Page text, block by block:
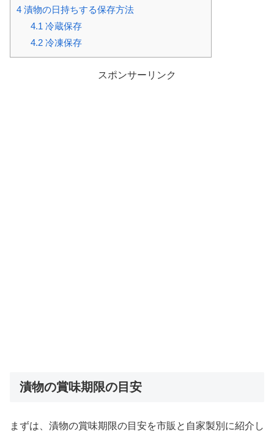
4 漬物の日持ちする保存方法
4.1冷蔵保存
4.2冷凍保存
スポンサーリンク
漬物の賞味期限の目安
まずは、漬物の賞味期限の目安を市販と自家製別に紹介し